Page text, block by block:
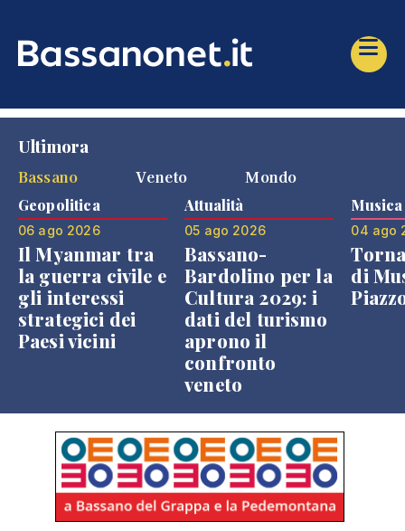
Ultimora
Bassano
Veneto Mondo
Geopolitica
06 ago 2026
Il Myanmar tra
la guerra civile e
gli interessi
strategici dei
Paesi vicini
Attualità
05 ago 2026
Bassano-
Bardolino per la
Cultura 2029: i
dati del turismo
aprono il
confronto
veneto
Musica
04 ago
di